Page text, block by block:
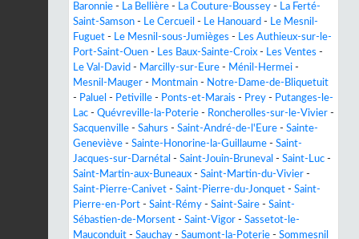
Baronnie - La Bellière - La Couture-Boussey - La Ferté-
Saint-Samson - Le Cercueil - Le Hanouard - Le Mesnil-
Fuguet - Le Mesnil-sous-Jumièges - Les Authieux-sur-le-
Port-Saint-Ouen - Les Baux-Sainte-Croix - Les Ventes -
Le Val-David - Marcilly-sur-Eure - Ménil-Hermei -
Mesnil-Mauger - Montmain - Notre-Dame-de-Bliquetuit
- Paluel - Petiville - Ponts-et-Marais - Prey - Putanges-le-
Lac - Quévreville-la-Poterie - Roncherolles-sur-le-Vivier -
Sacquenville - Sahurs - Saint-André-de-l'Eure - Sainte-
Geneviève - Sainte-Honorine-la-Guillaume - Saint-
Jacques-sur-Darnétal - Saint-Jouin-Bruneval - Saint-Luc -
Saint-Martin-aux-Buneaux - Saint-Martin-du-Vivier -
Saint-Pierre-Canivet - Saint-Pierre-du-Jonquet - Saint-
Pierre-en-Port - Saint-Rémy - Saint-Saire - Saint-
Sébastien-de-Morsent - Saint-Vigor - Sassetot-le-
Mauconduit - Sauchay - Saumont-la-Poterie - Sommesnil